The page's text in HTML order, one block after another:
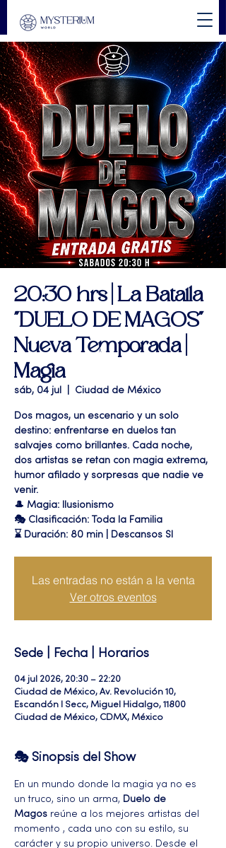
20:30 hrs | La Batalla
"DUELO DE MAGOS"
Nueva Temporada |
Magia
sáb, 04 jul Ciudad de México
Dos magos, un escenario y un solo
destino: enfrentarse en duelos tan
salvajes como brillantes. Cada noche,
dos artistas se retan con magia extrema,
humor afilado y sorpresas que nadie ve
venir.
🎩 Magia: Ilusionismo
🎭 Clasificación: Toda la Familia
⌛ Duración: 80 min | Descansos SI
Las entradas no están a la venta
Ver otros eventos
Sede | Fecha | Horarios
04 jul 2026, 20:30 – 22:20
Ciudad de México, Av. Revolución 10,
Escandón I Secc, Miguel Hidalgo, 11800
Ciudad de México, CDMX, México
🎭 Sinopsis del Show
En un mundo donde la magia ya no es
un truco, sino un arma, Duelo de
Magos reúne a los mejores artistas del
momento , cada uno con su estilo, su
carácter y su propio universo. Desde el